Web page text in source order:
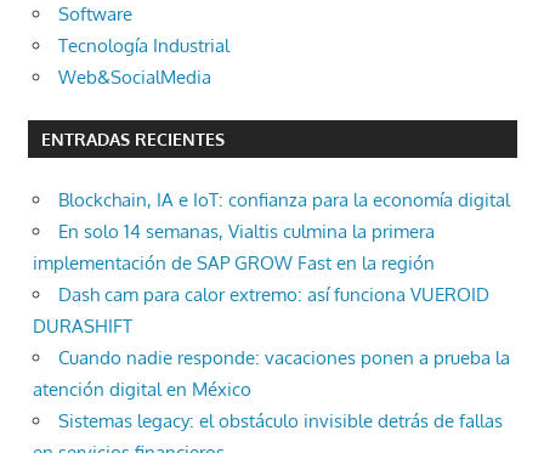
Software
Tecnología Industrial
Web&SocialMedia
ENTRADAS RECIENTES
Blockchain, IA e IoT: confianza para la economía digital
En solo 14 semanas, Vialtis culmina la primera
implementación de SAP GROW Fast en la región
Dash cam para calor extremo: así funciona VUEROID
DURASHIFT
Cuando nadie responde: vacaciones ponen a prueba la
atención digital en México
Sistemas legacy: el obstáculo invisible detrás de fallas